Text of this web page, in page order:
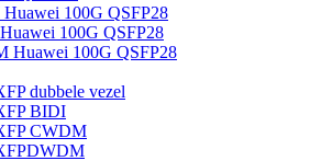
Huawei 100G QSFP28
100G QSFP28
Huawei 100G QSFP28
dubbele vezel
BIDI
CWDM